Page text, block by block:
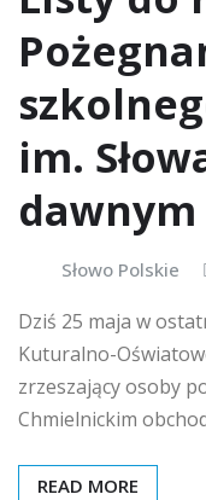
im.
dawnym
Słowo Polskie
Dziś 25 maja w
Kuturalno-
zrzeszający osoby
Chmielnickim
READ MORE